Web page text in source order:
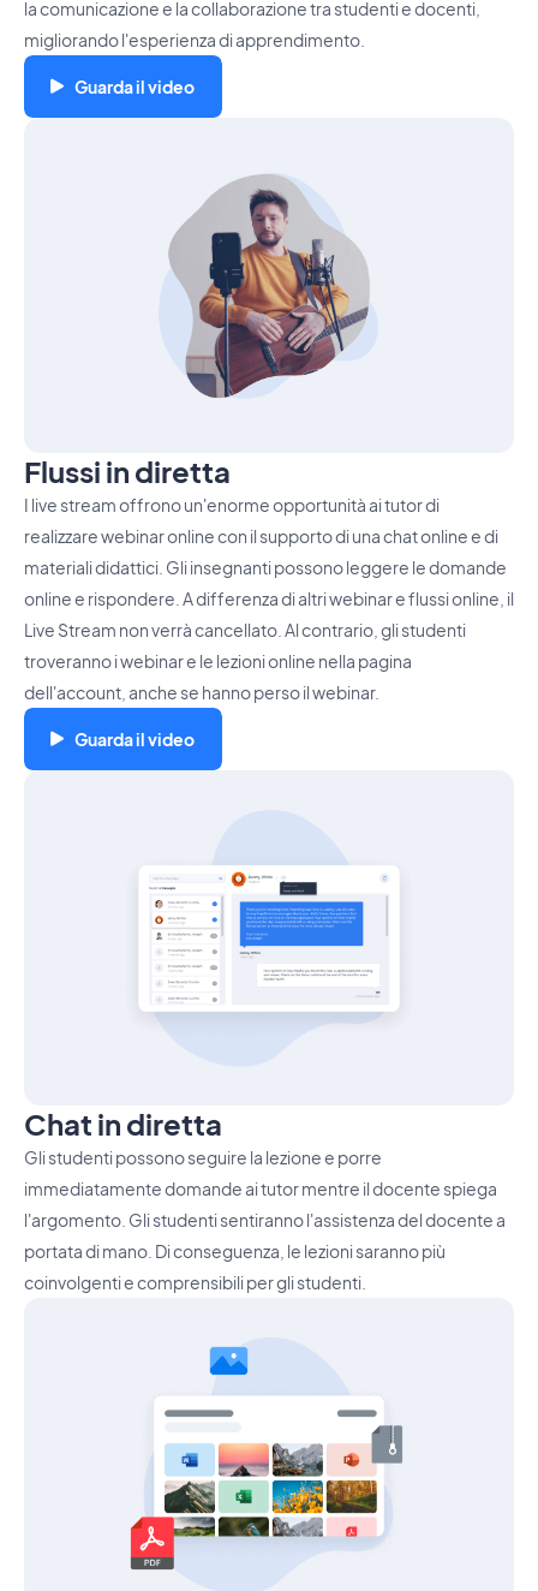
la comunicazione e la collaborazione tra studenti e docenti,
migliorando l'esperienza di apprendimento.
Guarda il video
Flussi in diretta
I live stream offrono un'enorme opportunità ai tutor di
realizzare webinar online con il supporto di una chat online e di
materiali didattici. Gli insegnanti possono leggere le domande
online e rispondere. A differenza di altri webinar e flussi online, il
Live Stream non verrà cancellato. Al contrario, gli studenti
troveranno i webinar e le lezioni online nella pagina
dell'account, anche se hanno perso il webinar.
Guarda il video
Chat in diretta
Gli studenti possono seguire la lezione e porre
immediatamente domande ai tutor mentre il docente spiega
l'argomento. Gli studenti sentiranno l'assistenza del docente a
portata di mano. Di conseguenza, le lezioni saranno più
coinvolgenti e comprensibili per gli studenti.